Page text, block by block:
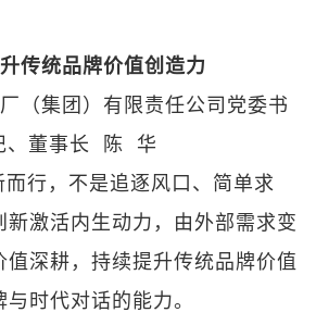
传统品牌价值创造力
（集团）有限责任公司党委书
、董事长 陈 华
而行，不是追逐风口、简单求
新激活内生动力，由外部需求变
值深耕，持续提升传统品牌价值
时代对话的能力。